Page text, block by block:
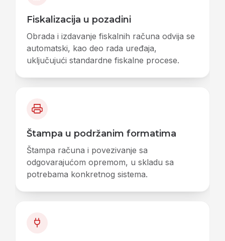
Fiskalizacija u pozadini
Obrada i izdavanje fiskalnih računa odvija se
automatski, kao deo rada uređaja,
uključujući standardne fiskalne procese.
Štampa u podržanim formatima
Štampa računa i povezivanje sa
odgovarajućom opremom, u skladu sa
potrebama konkretnog sistema.